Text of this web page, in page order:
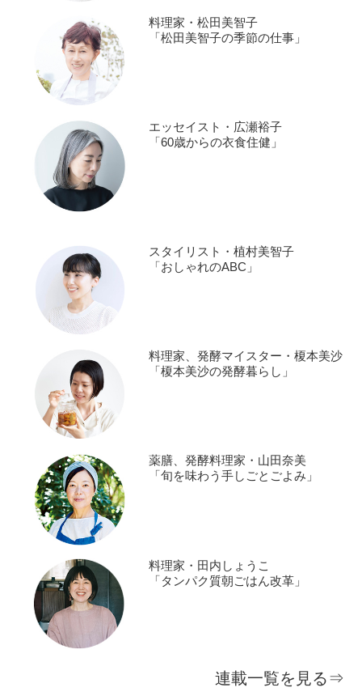
料理家・松田美智子
「松田美智子の季節の仕事」
エッセイスト・広瀬裕子
「60歳からの衣食住健」
スタイリスト・植村美智子
「おしゃれのABC」
料理家、発酵マイスター・榎本美沙
「榎本美沙の発酵暮らし」
薬膳、発酵料理家・山田奈美
「旬を味わう手しごとごよみ」
料理家・田内しょうこ
「タンパク質朝ごはん改革」
連載一覧を見る⇒